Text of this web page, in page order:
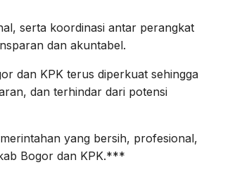
serta koordinasi antar perangkat
dan akuntabel.
dan KPK terus diperkuat sehingga
dan terhindar dari potensi
yang bersih, profesional,
Bogor dan KPK.***